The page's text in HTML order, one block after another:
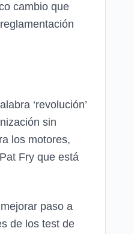
cambio que
‘revolución’
sin
los motores,
Fry que está
paso a
de los test de